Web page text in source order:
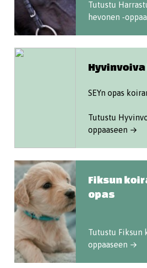
Tutustu
hevonen -
SEYn opas
Tutustu
oppaaseen →
Fiksun
opas
Tutustu Fiksun
oppaaseen →